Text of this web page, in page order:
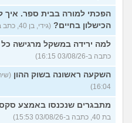
הפכתי למורה בבית ספר.
הכישלון בחיים? (גידי, בן 40, כתב ב-03/08/26 16:24)
למה ירידה במשקל מרגישה כל
כתבה ב-03/08/26 16:15)
השקעה ראשונה בשוק ההון
16:04)
מתבגרים שנכנסו באמצע סקס
בת 40, כתבה ב-03/08/26 15:53)